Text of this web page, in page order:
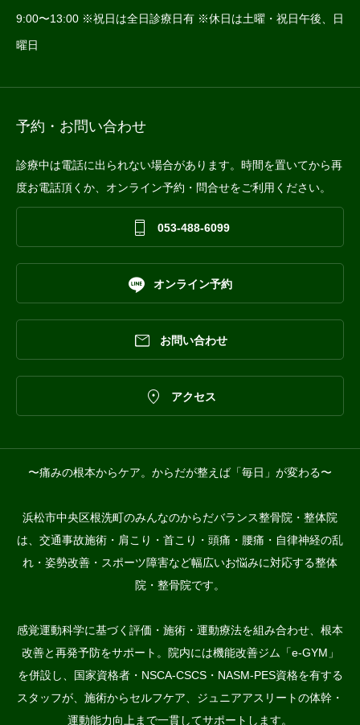
9:00〜13:00 ※祝日は全日診療日有 ※休日は土曜・祝日午後、日
曜日
予約・お問い合わせ
診療中は電話に出られない場合があります。時間を置いてから再
度お電話頂くか、オンライン予約・問合せをご利用ください。
 053-488-6099
 オンライン予約
 お問い合わせ
 アクセス
〜痛みの根本からケア。からだが整えば「毎日」が変わる〜
浜松市中央区根洗町のみんなのからだバランス整骨院・整体院
は、交通事故施術・肩こり・首こり・頭痛・腰痛・自律神経の乱
れ・姿勢改善・スポーツ障害など幅広いお悩みに対応する整体
院・整骨院です。
感覚運動科学に基づく評価・施術・運動療法を組み合わせ、根本
改善と再発予防をサポート。院内には機能改善ジム「e-GYM」
を併設し、国家資格者・NSCA-CSCS・NASM-PES資格を有する
スタッフが、施術からセルフケア、ジュニアアスリートの体幹・
運動能力向上まで一貫してサポートします。